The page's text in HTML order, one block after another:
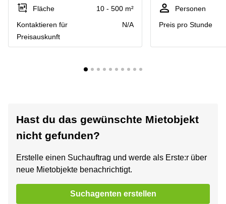
Fläche
10 - 500 m²
Kontaktieren für
Preisauskunft
N/A
Personen
Preis pro Stunde
Hast du das gewünschte Mietobjekt
nicht gefunden?
Erstelle einen Suchauftrag und werde als Erste:r über
neue Mietobjekte benachrichtigt.
Suchagenten erstellen